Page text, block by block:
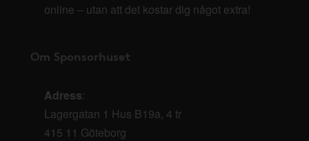
online – utan att det kostar dig något extra!
Om Sponsorhuset
Adress:
Lagergatan 1 Hus B19a, 4 tr
415 11 Göteborg